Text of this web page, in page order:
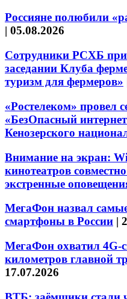
Россияне полюбили
| 05.08.2026
Сотрудники РСХБ
заседании Клуба
туризм для фермеров»
«Ростелеком» провел
«БезОпасный
Кенозерского
Внимание на экран:
кинотеатров
экстренные
МегаФон назвал
смартфоны в России |
МегаФон охватил 4G-
километров главной
17.07.2026